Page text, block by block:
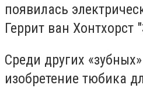
появилась
Геррит ван Хонтхорст
Среди других
изобретение тюбика